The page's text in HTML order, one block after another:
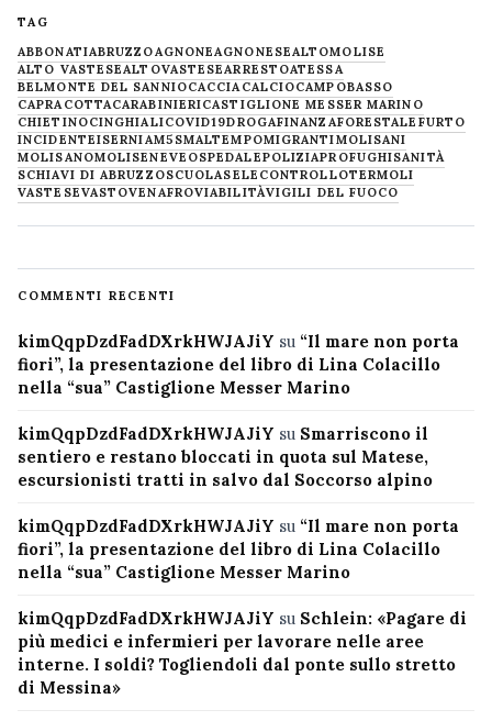
TAG
ABBONATIABRUZZOAGNONEAGNONESEALTOMOLISE
ALTO VASTESEALTOVASTESEARRESTOATESSA
BELMONTE DEL SANNIOCACCIACALCIOCAMPOBASSO
CAPRACOTTACARABINIERICASTIGLIONE MESSER MARINO
CHIETINOCINGHIALICOVID19DROGAFINANZAFORESTALE FURTO
INCIDENTEISERNIAM5SMALTEMPOMIGRANTIMOLISANI
MOLISANOMOLISENEVE OSPEDALEPOLIZIAPROFUGHISANITÀ
SCHIAVI DI ABRUZZOSCUOLASELECONTROLLOTERMOLI
VASTESEVASTOVENAFROVIABILITÀVIGILI DEL FUOCO
COMMENTI RECENTI
kimQqpDzdFadDXrkHWJAJiY su “Il mare non porta
fiori”, la presentazione del libro di Lina Colacillo
nella “sua” Castiglione Messer Marino
kimQqpDzdFadDXrkHWJAJiY su Smarriscono il
sentiero e restano bloccati in quota sul Matese,
escursionisti tratti in salvo dal Soccorso alpino
kimQqpDzdFadDXrkHWJAJiY su “Il mare non porta
fiori”, la presentazione del libro di Lina Colacillo
nella “sua” Castiglione Messer Marino
kimQqpDzdFadDXrkHWJAJiY su Schlein: «Pagare di
più medici e infermieri per lavorare nelle aree
interne. I soldi? Togliendoli dal ponte sullo stretto
di Messina»